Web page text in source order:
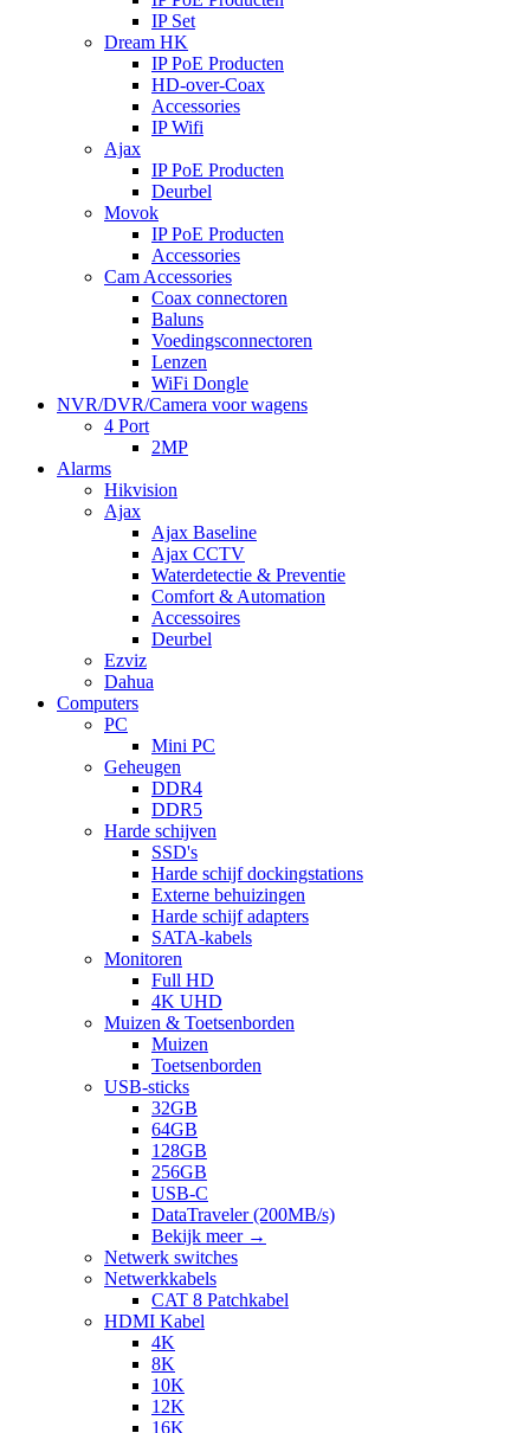
IP Set
Dream HK
IP PoE Producten
HD-over-Coax
Accessories
IP Wifi
Ajax
IP PoE Producten
Deurbel
Movok
IP PoE Producten
Accessories
Cam Accessories
Coax connectoren
Baluns
Voedingsconnectoren
Lenzen
WiFi Dongle
NVR/DVR/Camera voor wagens
4 Port
2MP
Alarms
Hikvision
Ajax
Ajax Baseline
Ajax CCTV
Waterdetectie & Preventie
Comfort & Automation
Accessoires
Deurbel
Ezviz
Dahua
Computers
PC
Mini PC
Geheugen
DDR4
DDR5
Harde schijven
SSD's
Harde schijf dockingstations
Externe behuizingen
Harde schijf adapters
SATA-kabels
Monitoren
Full HD
4K UHD
Muizen & Toetsenborden
Muizen
Toetsenborden
USB-sticks
32GB
64GB
128GB
256GB
USB-C
DataTraveler (200MB/s)
Bekijk meer →
Netwerk switches
Netwerkkabels
CAT 8 Patchkabel
HDMI Kabel
4K
8K
10K
12K
16K